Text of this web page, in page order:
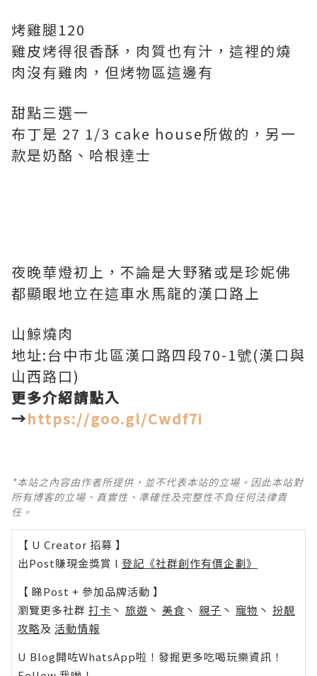
烤雞腿120
雞皮烤得很香酥，肉質也有汁，這裡的燒
肉沒有雞肉，但烤物區這邊有
甜點三選一
布丁是 27 1/3 cake house所做的，另一
款是奶酪、哈根達士
夜晚華燈初上，不論是大野豬或是珍妮佛
都顯眼地立在這車水馬龍的漢口路上
山鯨燒肉
地址:台中市北區漢口路四段70-1號(漢口與
山西路口)
更多介紹請點入
→https://goo.gl/Cwdf7i
*本站之內容由作者所提供，並不代表本站的立場。因此本站對
所有博客的立場、真實性、準確性及完整性不負任何法律責
任。
【 U Creator 招募 】
出Post賺現金獎賞 l 登記《社群創作有價企劃》
【 睇Post + 參加品牌活動 】
瀏覽更多社群 打卡 丶 旅遊 丶 美食 丶 親子 丶 寵物 丶 扮靚
攻略及 活動情報
U Blog開咗WhatsApp啦！發掘更多吃喝玩樂資訊！